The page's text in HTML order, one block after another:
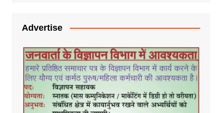
Advertise